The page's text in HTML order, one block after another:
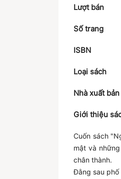
Lượt bán
Số trang
ISBN
Loại sách
Nhà xuất bản
Giới thiệu
Cuốn sách
mật và
chân thành.
Đằng sau phố